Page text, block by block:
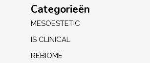
Categorieën
MESOESTETIC
IS CLINICAL
REBIOME